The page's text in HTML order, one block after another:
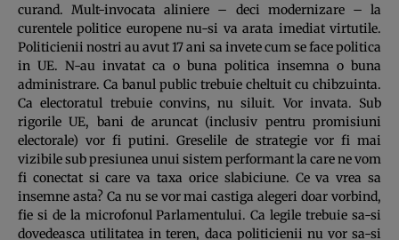
curand. Mult-invocata aliniere – deci modernizare – la
curentele politice europene nu-si va arata imediat virtutile.
Politicienii nostri au avut 17 ani sa invete cum se face politica
in UE. N-au invatat ca o buna politica insemna o buna
administrare. Ca banul public trebuie cheltuit cu chibzuinta.
Ca electoratul trebuie convins, nu siluit. Vor invata. Sub
rigorile UE, bani de aruncat (inclusiv pentru promisiuni
electorale) vor fi putini. Greselile de strategie vor fi mai
vizibile sub presiunea unui sistem performant la care ne vom
fi conectat si care va taxa orice slabiciune. Ce va vrea sa
insemne asta? Ca nu se vor mai castiga alegeri doar vorbind,
fie si de la microfonul Parlamentului. Ca legile trebuie sa-si
dovedeasca utilitatea in teren, daca politicienii nu vor sa-si